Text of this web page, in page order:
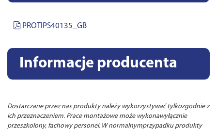
PROTIPS40135_GB
Informacje producenta
Dostarczane przez nas produkty należy wykorzystywać tylkozgodnie z
ich przeznaczeniem. Prace montażowe może wykonawyłącznie
przeszkolony, fachowy personel. W normalnymprzypadku produkty